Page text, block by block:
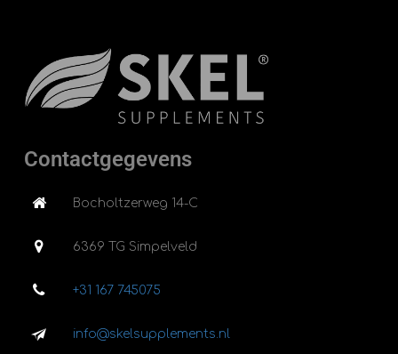
Contactgegevens
Bocholtzerweg 14-C
6369 TG Simpelveld
+31 167 745075
info@skelsupplements.nl